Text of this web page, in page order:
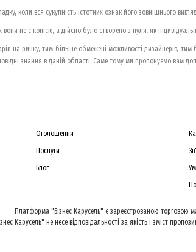
коли вся сукупність істотних ознак його зовнішнього
не є копією, а дійсно було створено з нуля, як
на ринку, тим більше обмежені можливості дизайнерів,
знання в даній області. Саме тому ми пропонуємо вам
Оголошення
Послуги
Блог
Платформа "Бізнес Карусель" є зареєстрованою торговою
Карусель" не несе відповідальності за якість і зміст